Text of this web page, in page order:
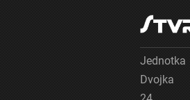
Jednotka
Dvojka